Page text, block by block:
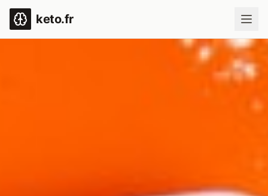
keto.fr